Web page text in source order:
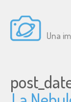
Una